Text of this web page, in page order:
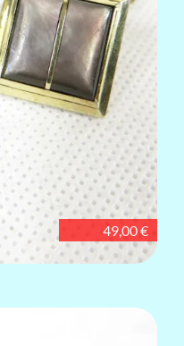
49,00 €